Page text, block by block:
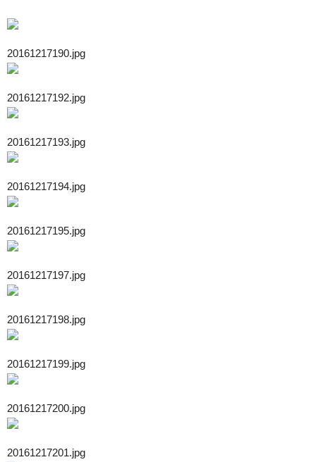
20161217190.jpg
20161217192.jpg
20161217193.jpg
20161217194.jpg
20161217195.jpg
20161217197.jpg
20161217198.jpg
20161217199.jpg
20161217200.jpg
20161217201.jpg